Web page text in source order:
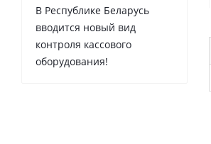
В Республике Беларусь
вводится новый вид
контроля кассового
оборудования!